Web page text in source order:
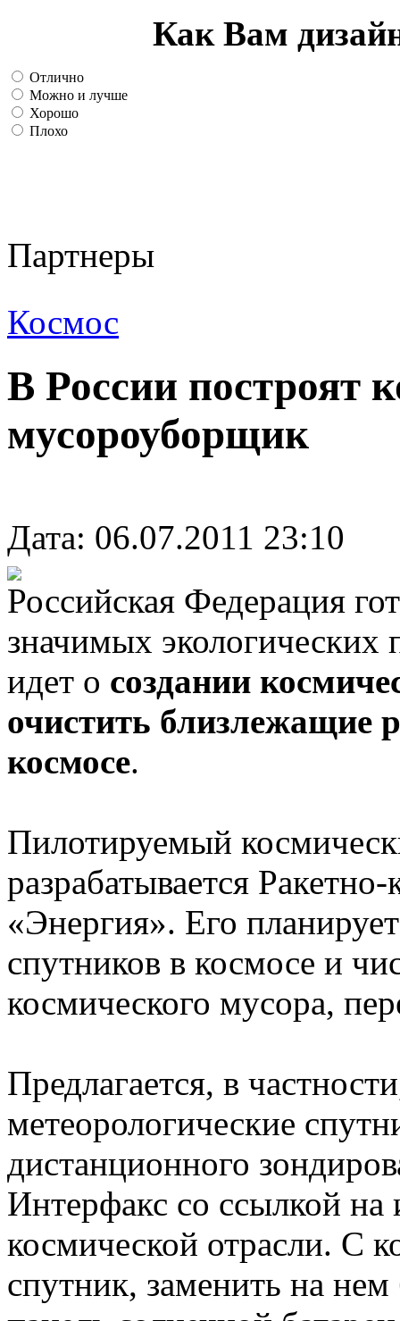
Как Вам
Отлично
Можно и лучше
Хорошо
Плохо
Партнеры
Космос
В России построят
мусороуборщик
Дата: 06.07.2011 23:10
Российская Федерация
значимых экологических
идет о создании
очистить близлежащие
космосе.
Пилотируемый
разрабатывается
«Энергия». Его
спутников в космосе и
космического мусора,
Предлагается, в
метеорологические
дистанционного
Интерфакс со ссылкой на
космической отрасли. С
спутник, заменить на